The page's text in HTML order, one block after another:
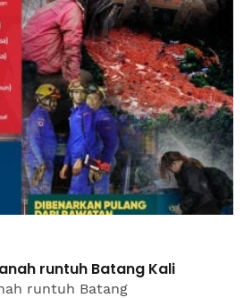
runtuh Batang Kali
runtuh Batang